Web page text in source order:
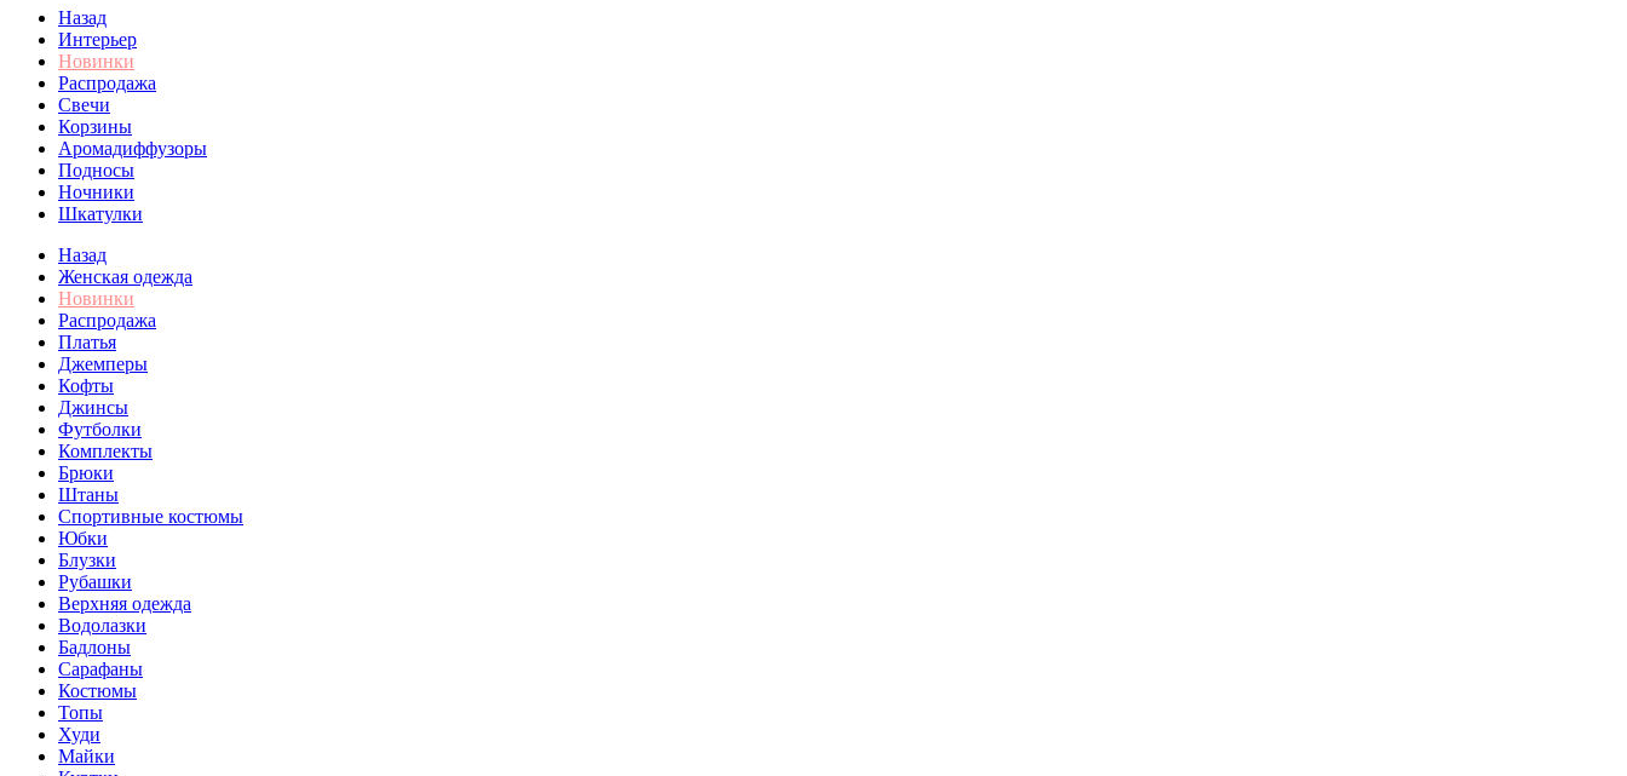
Назад
Интерьер
Новинки
Распродажа
Свечи
Корзины
Аромадиффузоры
Подносы
Ночники
Шкатулки
Назад
Женская одежда
Новинки
Распродажа
Платья
Джемперы
Кофты
Джинсы
Футболки
Комплекты
Брюки
Штаны
Спортивные костюмы
Юбки
Блузки
Рубашки
Верхняя одежда
Водолазки
Бадлоны
Сарафаны
Костюмы
Топы
Худи
Майки